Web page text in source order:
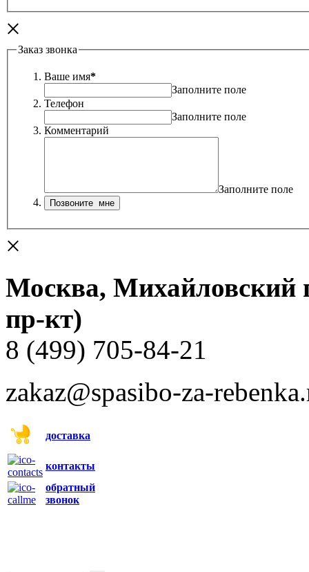
×
Заказ звонка
Ваше имя*
Заполните поле
Телефон
Заполните поле
Комментарий
Заполните поле
×
Москва, Михайловский
пр-кт)
8 (499) 705-84-21
zakaz@spasibo-za-
доставка
контакты
обратный
звонок